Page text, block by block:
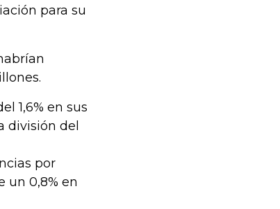
para su
1,6% en sus
división del
por
un 0,8% en